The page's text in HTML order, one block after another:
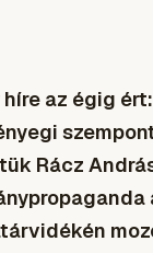
az égig
Rácz